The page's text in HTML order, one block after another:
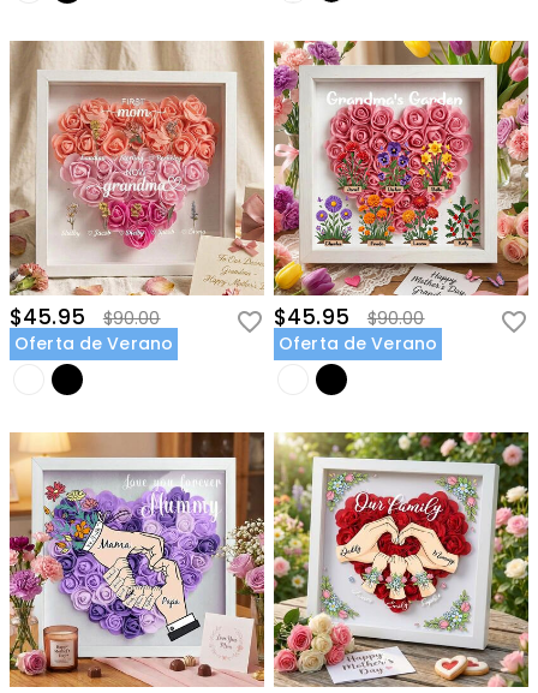
$45.95
$90.00
Oferta de Verano
$45.95
$90.00
Oferta de Verano